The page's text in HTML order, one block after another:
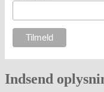
Indsend